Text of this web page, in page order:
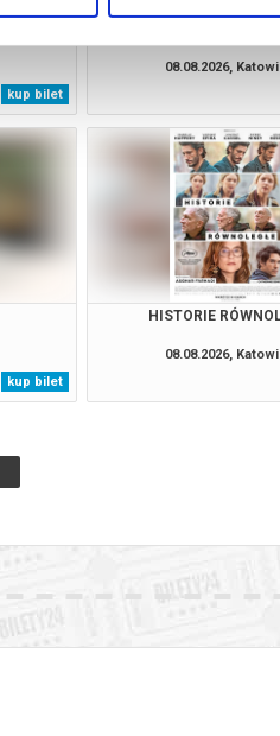
kup bilet
08.08.2026,
kup bilet
HISTORIE
08.08.2026,